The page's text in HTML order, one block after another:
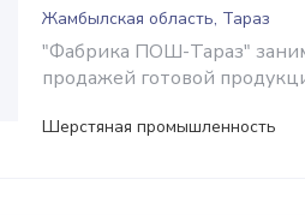
Жамбылская область, Тараз
"Фабрика ПОШ-Тараз"
продажей готовой
Шерстяная промышленность